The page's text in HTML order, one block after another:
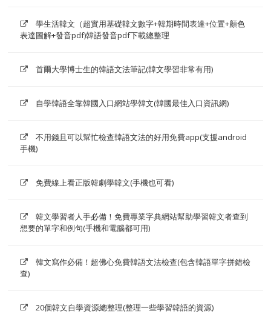
學生活韓文（超實用基礎韓文數字+韓期時間表達+位置+顏色
表達圖解+發音pdf)韓語發音pdf下載總整理
首爾大學博士生的韓語文法筆記(韓文學習非常有用)
自學韓語全靠韓國入口網站學韓文(韓國最佳入口資訊網)
不用錢且可以幫忙檢查韓語文法的好用免費app(支援android
手機)
免費線上看正版韓劇學韓文(手機也可看)
韓文學習者人手必備！免費專業字典網站幫助學習韓文者查到
想要的單字和例句(手機和電腦都可用)
韓文寫作必備！超佛心免費韓語文法檢查(包含韓語單字拼錯檢
查)
20個韓文自學資源總整理(整理一些學習韓語的資源)